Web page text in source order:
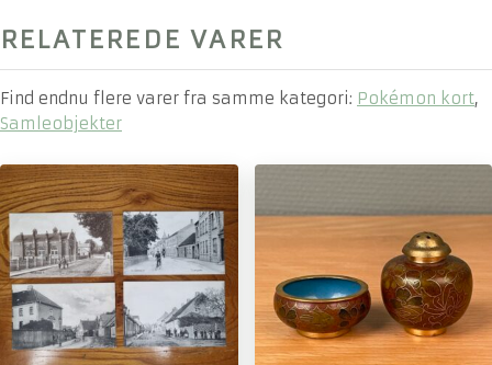
RELATEREDE VARER
Find endnu flere varer fra samme kategori: Pokémon kort,
Samleobjekter